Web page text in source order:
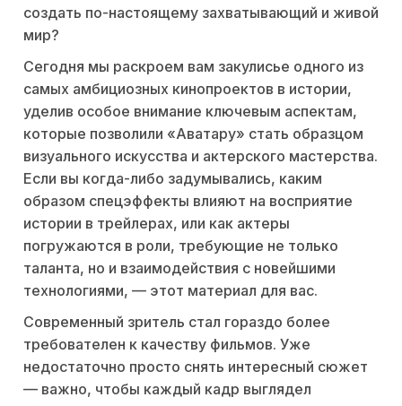
создать по-настоящему захватывающий и живой
мир?
Сегодня мы раскроем вам закулисье одного из
самых амбициозных кинопроектов в истории,
уделив особое внимание ключевым аспектам,
которые позволили «Аватару» стать образцом
визуального искусства и актерского мастерства.
Если вы когда-либо задумывались, каким
образом спецэффекты влияют на восприятие
истории в трейлерах, или как актеры
погружаются в роли, требующие не только
таланта, но и взаимодействия с новейшими
технологиями, — этот материал для вас.
Современный зритель стал гораздо более
требователен к качеству фильмов. Уже
недостаточно просто снять интересный сюжет
— важно, чтобы каждый кадр выглядел